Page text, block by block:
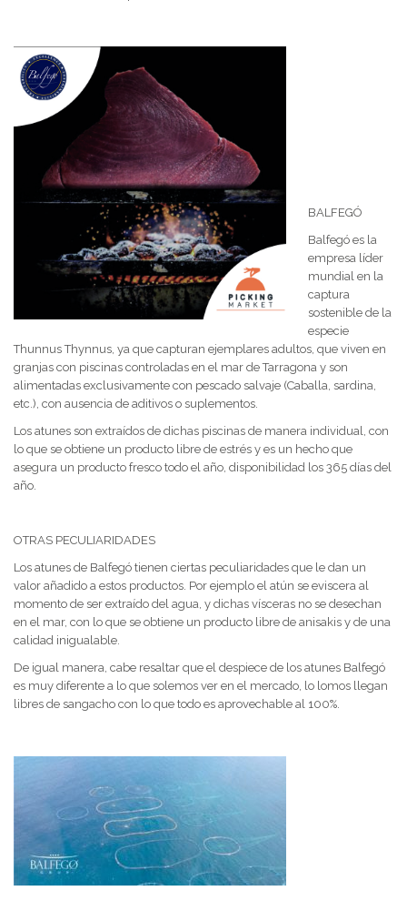
BALFEGÓ
Balfegó es la
empresa líder
mundial en la
captura
sostenible de la
especie
Thunnus Thynnus, ya que capturan ejemplares adultos, que viven en
granjas con piscinas controladas en el mar de Tarragona y son
alimentadas exclusivamente con pescado salvaje (Caballa, sardina,
etc.), con ausencia de aditivos o suplementos.
Los atunes son extraídos de dichas piscinas de manera individual, con
lo que se obtiene un producto libre de estrés y es un hecho que
asegura un producto fresco todo el año, disponibilidad los 365 días del
año.
OTRAS PECULIARIDADES
Los atunes de Balfegó tienen ciertas peculiaridades que le dan un
valor añadido a estos productos. Por ejemplo el atún se eviscera al
momento de ser extraído del agua, y dichas vísceras no se desechan
en el mar, con lo que se obtiene un producto libre de anisakis y de una
calidad inigualable.
De igual manera, cabe resaltar que el despiece de los atunes Balfegó
es muy diferente a lo que solemos ver en el mercado, lo lomos llegan
libres de sangacho con lo que todo es aprovechable al 100%.